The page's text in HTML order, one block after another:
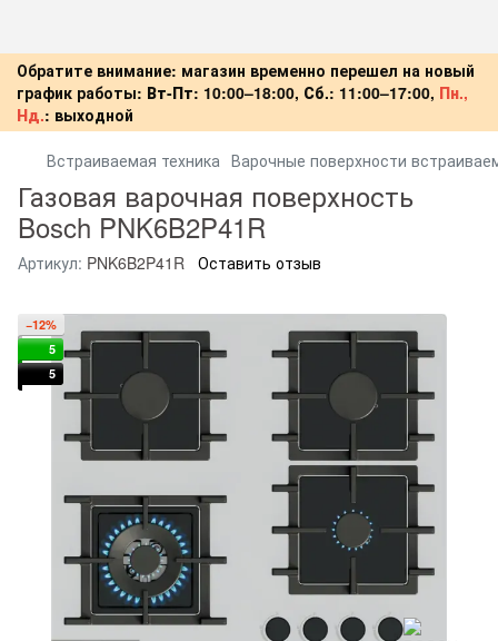
Обратите внимание: магазин временно перешел на новый
график работы: Вт-Пт: 10:00–18:00, Сб.: 11:00–17:00, Пн.,
Нд.: выходной
Встраиваемая техника Варочные поверхности
Газовая варочная поверхность
Bosch PNK6B2P41R
Артикул: PNK6B2P41R Оставить отзыв
−12%
5
5